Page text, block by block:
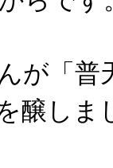
が「
醸しま